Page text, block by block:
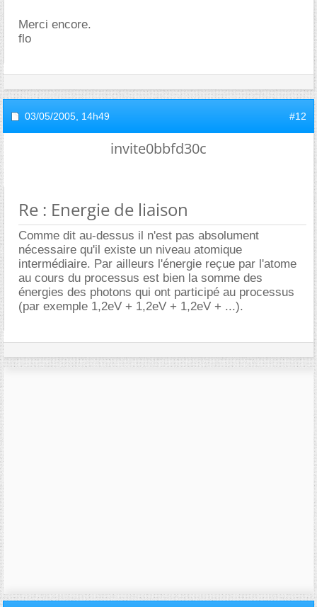
Merci encore.
flo
03/05/2005, 14h49 #12
invite0bbfd30c
Re : Energie de liaison
Comme dit au-dessus il n'est pas absolument
nécessaire qu'il existe un niveau atomique
intermédiaire. Par ailleurs l'énergie reçue par l'atome
au cours du processus est bien la somme des
énergies des photons qui ont participé au processus
(par exemple 1,2eV + 1,2eV + 1,2eV + ...).